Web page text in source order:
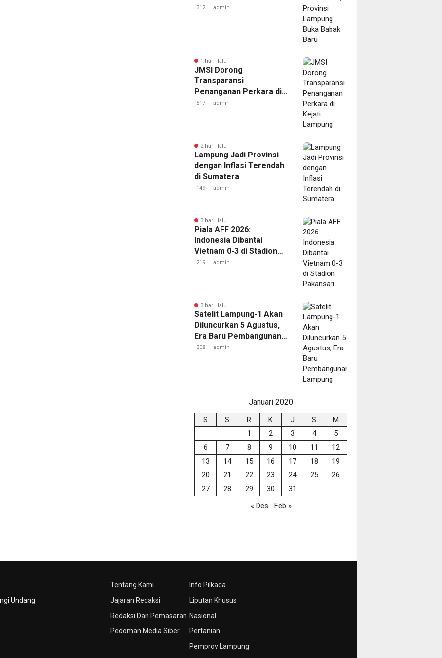
Baru
312 admin
1 hari lalu
JMSI Dorong
Transparansi
Penanganan Perkara di
Kejati Lampung
517 admin
2 hari lalu
Lampung Jadi Provinsi
dengan Inflasi Terendah
di Sumatera
149 admin
3 hari lalu
Piala AFF 2026:
Indonesia Dibantai
Vietnam 0-3 di Stadion
Pakansari
219 admin
3 hari lalu
Satelit Lampung-1 Akan
Diluncurkan 5 Agustus,
Era Baru Pembangunan
Lampung
308 admin
Januari 2020
S S R K J S
M
1
2 3 4
5
6
7 8 9 10 11
12
13
14 15 16 17 18
19
20
21 22 23 24 25
26
27
28 29 30
31
« Des
Feb »
Tentang Kami
Jajaran Redaksi
Redaksi Dan Pemasaran
Pedoman Media Siber
Info Pilkada
Liputan Khusus
Nasional
Pertanian
Pemprov Lampung
Undang